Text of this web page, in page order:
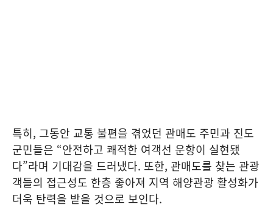
특히, 그동안 교통 불편을 겪었던 관매도 주민과 진도
군민들은 “안전하고 쾌적한 여객선 운항이 실현됐
다”라며 기대감을 드러냈다. 또한, 관매도를 찾는 관광
객들의 접근성도 한층 좋아져 지역 해양관광 활성화가
더욱 탄력을 받을 것으로 보인다.